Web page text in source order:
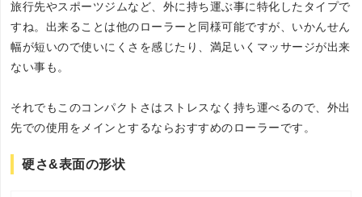
旅行先やスポーツジムなど、外に持ち運ぶ事に特化したタイプで
すね。出来ることは他のローラーと同様可能ですが、いかんせん
幅が短いので使いにくさを感じたり、満足いくマッサージが出来
ない事も。
それでもこのコンパクトさはストレスなく持ち運べるので、外出
先での使用をメインとするならおすすめのローラーです。
硬さ&表面の形状